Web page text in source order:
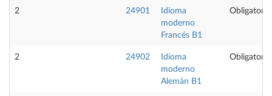
2 24901
Idioma
moderno
Francés B1
Obligatoria
2 24902
Idioma
moderno
Alemán B1
Obligatoria